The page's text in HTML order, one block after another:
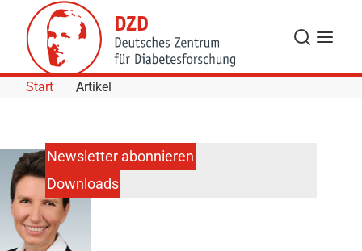
Skip to Content
Suche
Start Artikel
Newsletter abonnieren
Downloads